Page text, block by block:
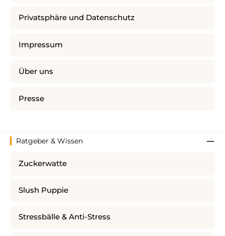
Privatsphäre und Datenschutz
Impressum
Über uns
Presse
Ratgeber & Wissen
Zuckerwatte
Slush Puppie
Stressbälle & Anti-Stress